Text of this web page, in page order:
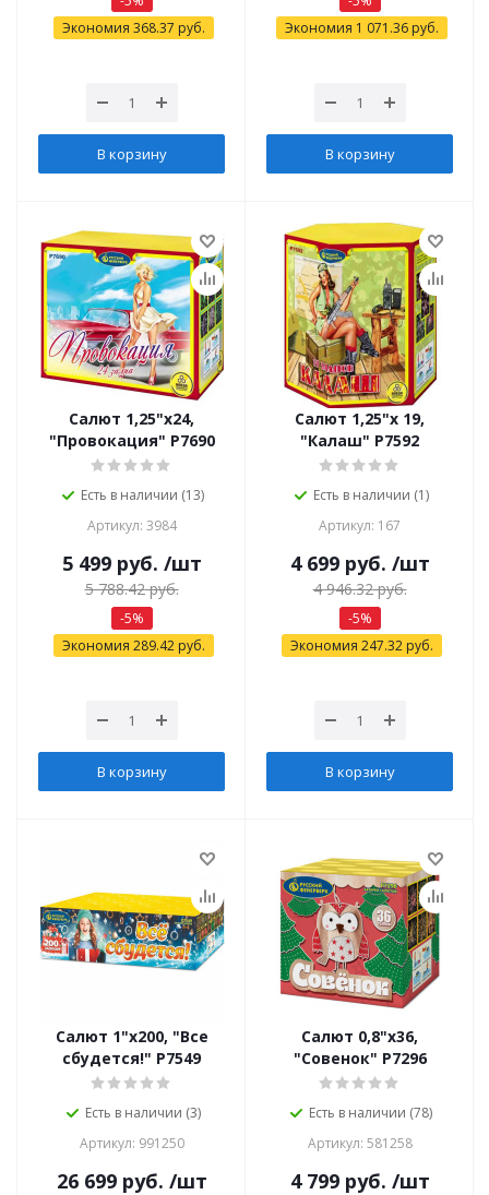
Экономия 368.37 руб.
В корзину
Экономия 1 071.36руб.
В корзину
Салют 1,25"х24,
"Провокация" Р7690
Есть в наличии (13)
Артикул: 3984
5 499руб. /шт
5 788.42руб.
-5%
Экономия 289.42руб.
В корзину
Салют 1,25"х 19,
"Калаш" Р7592
Есть в наличии (1)
Артикул: 167
4 699руб. /шт
4 946.32руб.
-5%
Экономия 247.32руб.
В корзину
Салют 1"х200, "Все
сбудется!" Р7549
Есть в наличии (3)
Артикул: 991250
26 699руб. /шт
Салют 0,8"х36,
"Совенок" Р7296
Есть в наличии (78)
Артикул: 581258
4 799руб. /шт